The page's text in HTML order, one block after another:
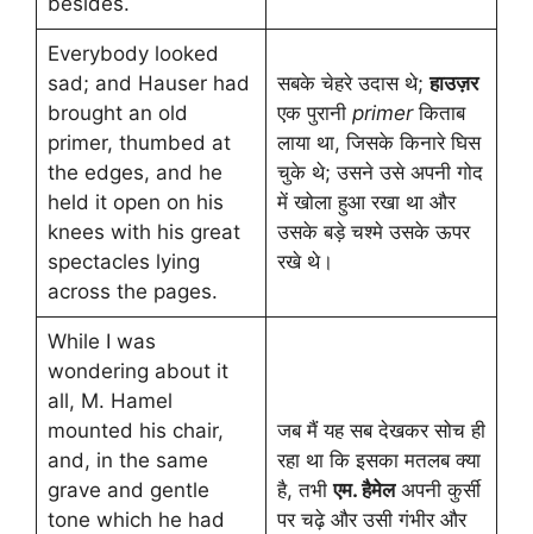
Everybody looked
sad; and Hauser had
brought an old
primer, thumbed at
the edges, and he
held it open on his
knees with his great
spectacles lying
across the pages.
सबके चेहरे उदास थे;हाउज़र
एक पुरानी primerकिताब
लाया था, जिसके किनारे घिस
चुके थे; उसने उसे अपनी गोद
में खोला हुआ रखा था और
उसके बड़े चश्मे उसके ऊपर
रखे थे।
While I was
wondering about it
all, M. Hamel
mounted his chair,
and, in the same
grave and gentle
tone which he had
जब मैं यह सब देखकर सोच ही
रहा था कि इसका मतलब क्या
है, तभीएम. हैमेलअपनी कुर्सी
पर चढ़े और उसी गंभीर और